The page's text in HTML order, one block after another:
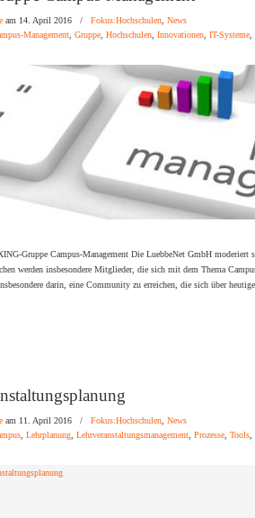
am 14. April 2016 / Fokus:Hochschulen, News
Management, Gruppe, Hochschulen, Innovationen, IT-Systeme,
Gruppe Campus-Management Die LuebbeNet GmbH
werden insbesondere Mitglieder, die sich mit dem Thema
darin, eine Community zu erreichen, die sich über heutige
am 11. April 2016 / Fokus:Hochschulen, News
, Lehrplanung, Lehrveranstaltungsmanagement, Prozesse, Tools,